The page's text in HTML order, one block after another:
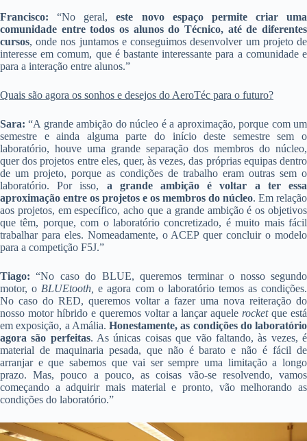
Francisco:“No geral,este novo espaço permite criar uma
comunidade entre todos os alunos do Técnico, até de diferentes
cursos, onde nos juntamos e conseguimos desenvolver um projeto de
interesse em comum, que é bastante interessante para a comunidade e
para a interação entre alunos.”
Quais são agora os sonhos e desejos do AeroTéc para o futuro?
Sara: “A grande ambição do núcleo é a aproximação, porque com um
semestre e ainda alguma parte do início deste semestre sem o
laboratório, houve uma grande separação dos membros do núcleo,
quer dos projetos entre eles, quer, às vezes, das próprias equipas dentro
de um projeto, porque as condições de trabalho eram outras sem o
laboratório. Por isso, a grande ambição é voltar a ter essa
aproximação entre os projetos e os membros do núcleo. Em relação
aos projetos, em específico, acho que a grande ambição é os objetivos
que têm, porque, com o laboratório concretizado, é muito mais fácil
trabalhar para eles. Nomeadamente, o ACEP quer concluir o modelo
para a competição F5J.”
Tiago: “No caso do BLUE, queremos terminar o nosso segundo
motor, o BLUEtooth, e agora com o laboratório temos as condições.
No caso do RED, queremos voltar a fazer uma nova reiteração do
nosso motor híbrido e queremos voltar a lançar aquele rocketque está
em exposição, a Amália. Honestamente, as condições do laboratório
agora são perfeitas. As únicas coisas que vão faltando, às vezes, é
material de maquinaria pesada, que não é barato e não é fácil de
arranjar e que sabemos que vai ser sempre uma limitação a longo
prazo. Mas, pouco a pouco, as coisas vão-se resolvendo, vamos
começando a adquirir mais material e pronto, vão melhorando as
condições do laboratório.”